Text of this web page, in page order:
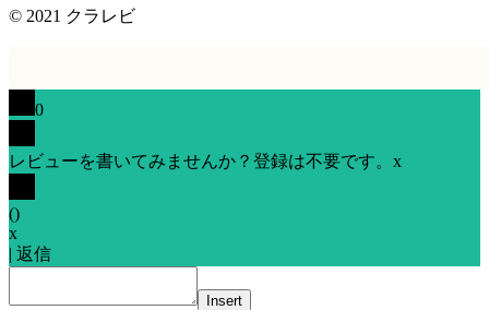
© 2021 クラレビ
0
レビューを書いてみませんか？登録は不要です。 x
()
x
| 返信
Insert